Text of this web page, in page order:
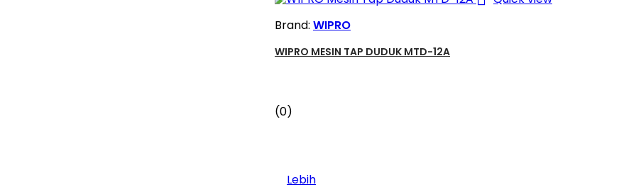
Brand: WIPRO
WIPRO MESIN TAP DUDUK MTD-12A
(0)
Lebih